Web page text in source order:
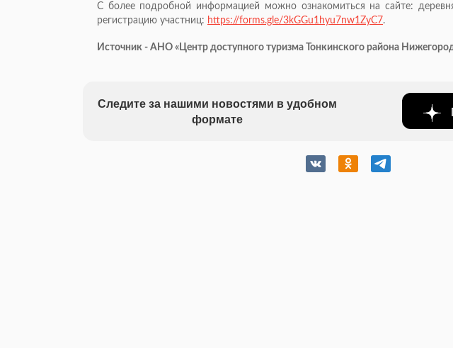
С более подробной информацией можно ознакомиться на сайте:
регистрацию участниц: https://forms.gle/3kGGu1hyu7nw1ZyC7.
Источник - АНО «Центр доступного туризма Тонкинского района
Следите за нашими новостями в удобном
формате